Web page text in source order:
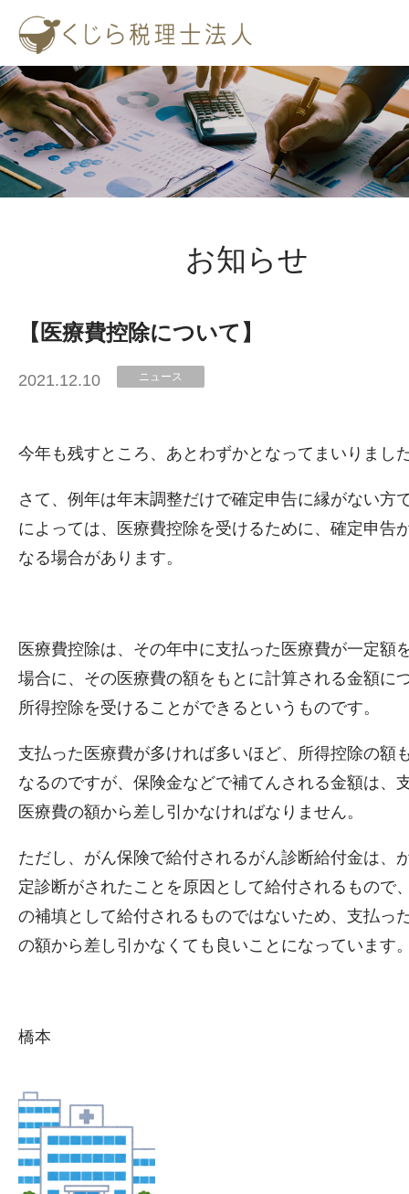
お知らせ
【医療費控除について】
2021.12.10 ニュース
今年も残すところ、あとわずかとなってまいりまし
さて、例年は年末調整だけで確定申告に縁がない方
によっては、医療費控除を受けるために、確定申告
なる場合があります。
医療費控除は、その年中に支払った医療費が一定額
場合に、その医療費の額をもとに計算される金額に
所得控除を受けることができるというものです。
支払った医療費が多ければ多いほど、所得控除の額
なるのですが、保険金などで補てんされる金額は、
医療費の額から差し引かなければなりません。
ただし、がん保険で給付されるがん診断給付金は、
定診断がされたことを原因として給付されるもので
の補填として給付されるものではないため、支払っ
の額から差し引かなくても良いことになっています
橋本